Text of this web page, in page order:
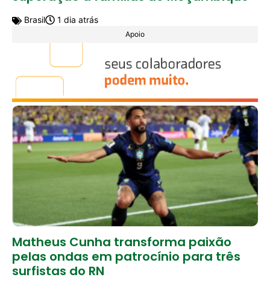
Brasil 1 dia atrás
Apoio
Matheus Cunha transforma paixão
pelas ondas em patrocínio para três
surfistas do RN